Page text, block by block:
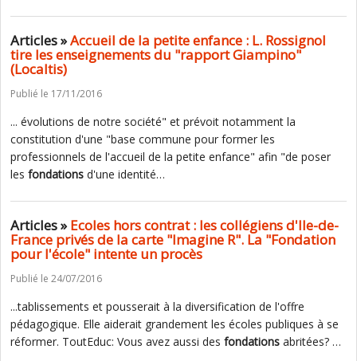
Articles »Accueil de la petite enfance : L. Rossignol
tire les enseignements du "rapport Giampino"
(Localtis)
Publié le 17/11/2016
... évolutions de notre société" et prévoit notamment la
constitution d'une "base commune pour former les
professionnels de l'accueil de la petite enfance" afin "de poser
les fondations d'une identité…
Articles »Ecoles hors contrat : les collégiens d'Ile-de-
France privés de la carte "Imagine R". La "Fondation
pour l'école" intente un procès
Publié le 24/07/2016
...tablissements et pousserait à la diversification de l'offre
pédagogique. Elle aiderait grandement les écoles publiques à se
réformer. ToutEduc: Vous avez aussi des fondations abritées? …